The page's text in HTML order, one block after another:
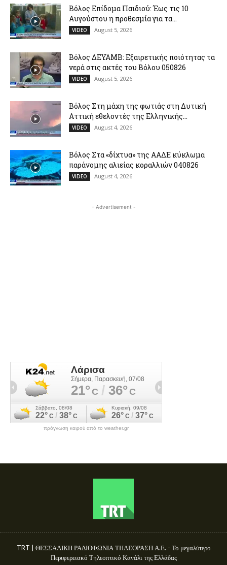
Βόλος Επίδομα Παιδιού: Έως τις 10
Αυγούστου η προθεσμία για τα...
VIDEO August 5, 2026
Βόλος ΔΕΥΑΜΒ: Εξαιρετικής ποιότητας τα
νερά στις ακτές του Βόλου 050826
VIDEO August 5, 2026
Βόλος Στη μάχη της φωτιάς στη Δυτική
Αττική εθελοντές της Ελληνικής...
VIDEO August 4, 2026
Βόλος Στα «δίχτυα» της ΑΑΔΕ κύκλωμα
παράνομης αλιείας κοραλλιών 040826
VIDEO August 4, 2026
- Advertisement -
πρόγνωση καιρού από το weather.gr
TRT | ΘΕΣΣΑΛΙΚΗ ΡΑΔΙΟΦΩΝΙΑ ΤΗΛΕΟΡΑΣΗ Α.Ε. - Το μεγαλύτερο
Περιφερειακό Τηλεοπτικό Κανάλι της Ελλάδας